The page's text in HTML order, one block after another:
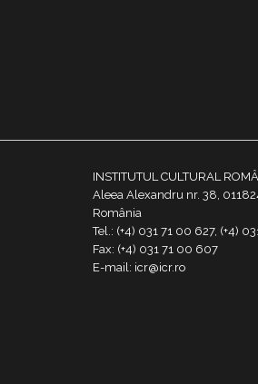
INSTITUTUL CULTURAL
Aleea Alexandru nr. 38,
România
Tel.: (+4) 031 71 00 627, (+4)
Fax: (+4) 031 71 00 607
E-mail: icr@icr.ro